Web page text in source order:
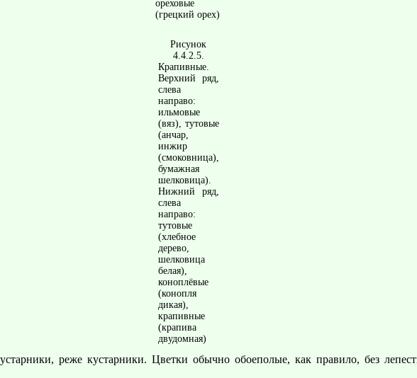
ореховые
(грецкий орех)
Рисунок
4.4.2.5.
Крапивные.
Верхний ряд,
слева
направо:
ильмовые
(вяз), тутовые
(анчар,
инжир
(смоковница),
бумажная
шелковица).
Нижний ряд,
слева
направо:
тутовые
(хлебное
дерево,
шелковица
белая),
коноплёвые
(конопля
дикая),
крапивные
(крапива
двудомная)
реже кустарники. Цветки обычно обоеполые, как правило, без